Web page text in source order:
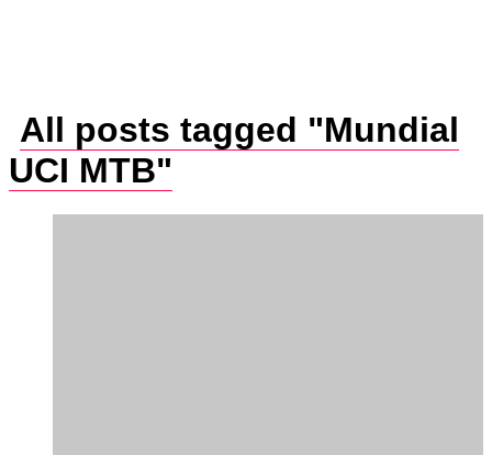
All posts tagged "Mundial
UCI MTB"